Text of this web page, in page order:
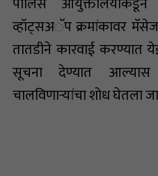
व्हॉट्सअॅप क्रमांकावर
तातडीने कारवाई करण्यात
सूचना देण्यात
चालविणाऱ्यांचा शोध घेतला